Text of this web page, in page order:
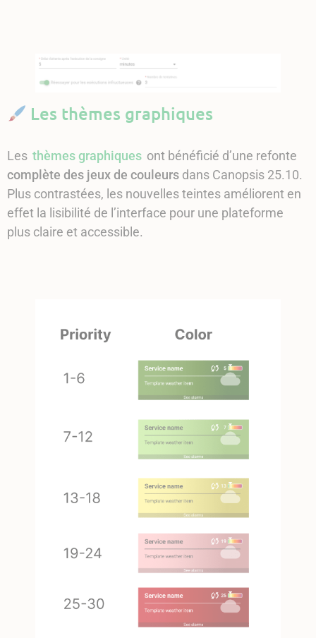
Les thèmes graphiques
Les thèmes graphiques ont bénéficié d’une refonte
complète des jeux de couleurs dans Canopsis 25.10.
Plus contrastées, les nouvelles teintes améliorent en
effet la lisibilité de l’interface pour une plateforme
plus claire et accessible.